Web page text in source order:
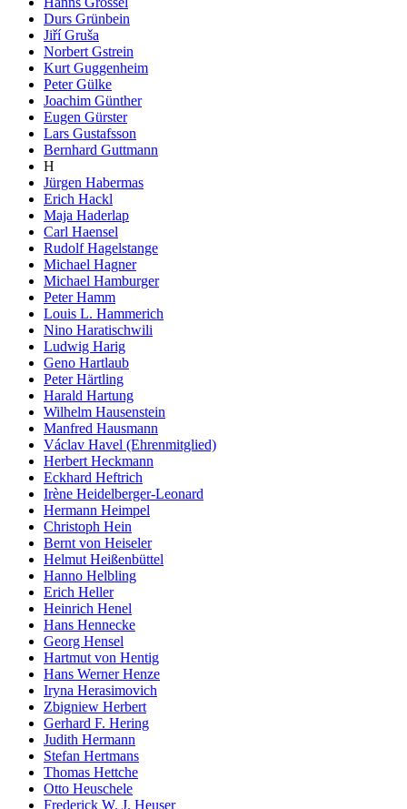
Durs Grünbein
Jiří Gruša
Norbert Gstrein
Kurt Guggenheim
Peter Gülke
Joachim Günther
Eugen Gürster
Lars Gustafsson
Bernhard Guttmann
H
Jürgen Habermas
Erich Hackl
Maja Haderlap
Carl Haensel
Rudolf Hagelstange
Michael Hagner
Michael Hamburger
Peter Hamm
Louis L. Hammerich
Nino Haratischwili
Ludwig Harig
Geno Hartlaub
Peter Härtling
Harald Hartung
Wilhelm Hausenstein
Manfred Hausmann
Václav Havel (Ehrenmitglied)
Herbert Heckmann
Eckhard Heftrich
Irène Heidelberger-Leonard
Hermann Heimpel
Christoph Hein
Bernt von Heiseler
Helmut Heißenbüttel
Hanno Helbling
Erich Heller
Heinrich Henel
Hans Hennecke
Georg Hensel
Hartmut von Hentig
Hans Werner Henze
Iryna Herasimovich
Zbigniew Herbert
Gerhard F. Hering
Judith Hermann
Stefan Hertmans
Thomas Hettche
Otto Heuschele
Frederick W. J. Heuser